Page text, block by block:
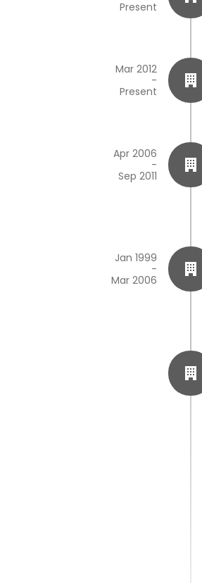
Present
Mar 2012
-
Present
Apr 2006
-
Sep 2011
Jan 1999
-
Mar 2006